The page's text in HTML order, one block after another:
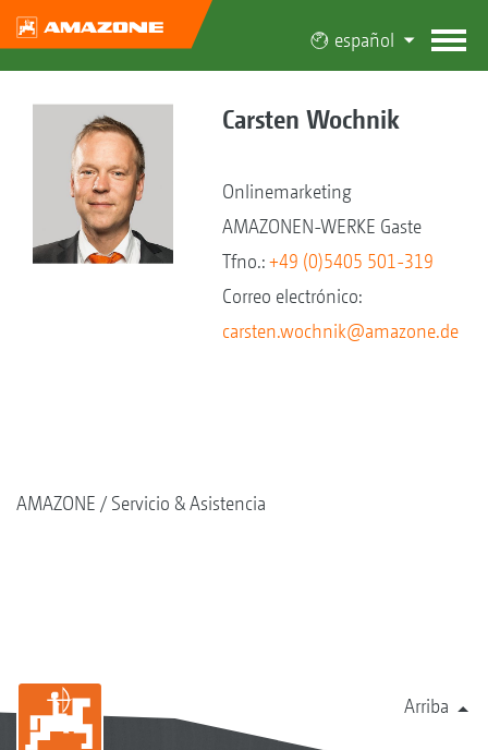
español
Carsten Wochnik
Onlinemarketing
AMAZONEN-WERKE Gaste
Tfno.:+49 (0)5405 501-319
Correo electrónico:
carsten.wochnik@amazone.de
AMAZONE Servicio & Asistencia
Arriba